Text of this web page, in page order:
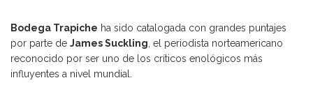
Bodega Trapiche ha sido catalogada con grandes puntajes
por parte de James Suckling , el periodista norteamericano
reconocido por ser uno de los críticos enológicos más
influyentes a nivel mundial.